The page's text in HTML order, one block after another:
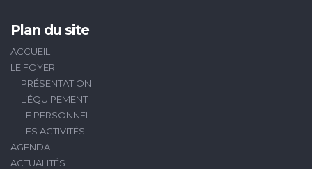
Plan du site
ACCUEIL
LE FOYER
PRÉSENTATION
L’ÉQUIPEMENT
LE PERSONNEL
LES ACTIVITÉS
AGENDA
ACTUALITÉS